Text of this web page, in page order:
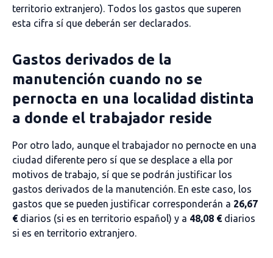
territorio extranjero). Todos los gastos que superen
esta cifra sí que deberán ser declarados.
Gastos derivados de la
manutención cuando no se
pernocta en una localidad distinta
a donde el trabajador reside
Por otro lado, aunque el trabajador no pernocte en una
ciudad diferente pero sí que se desplace a ella por
motivos de trabajo, sí que se podrán justificar los
gastos derivados de la manutención. En este caso, los
gastos que se pueden justificar corresponderán a 26,67
€diarios (si es en territorio español) y a 48,08 €diarios
si es en territorio extranjero.